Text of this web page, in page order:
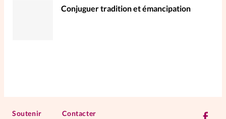
Conjuguer tradition et émancipation
Soutenir Contacter